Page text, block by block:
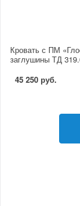
Кровать с ПМ
заглушины ТД
45 250 руб.